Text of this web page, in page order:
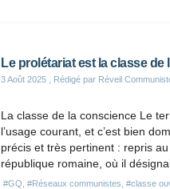
Le prolétariat est la classe de
3 Août 2025 , Rédigé par Réveil
#GQ #Réseaux communistes #classe
La classe de la conscience Le
l’usage courant, et c’est bien
précis et très pertinent : repris
république romaine, où il